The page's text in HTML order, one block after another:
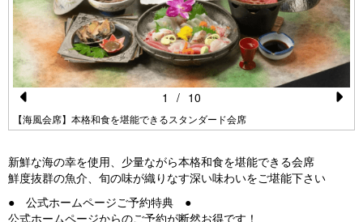
Pr
vi
o
u
【海風会席】本格和食を堪能できるスタンダード会席
1 / 10
新鮮な海の幸を使用、少量ながら本格和食を堪能できる会席
鮮度抜群の魚介、旬の味が織りなす深い味わいをご堪能下さい
● 公式ホームページご予約特典 ●
公式ホームページからのご予約が断然お得です！